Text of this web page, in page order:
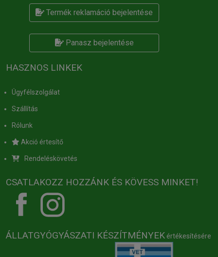
Termék reklamáció bejelentése
Panasz bejelentése
HASZNOS LINKEK
Ügyfélszolgálat
Szállítás
Rólunk
Akció értesítő
Rendeléskövetés
CSATLAKOZZ HOZZÁNK ÉS KÖVESS MINKET!
ÁLLATGYÓGYÁSZATI KÉSZÍTMÉNYEK értékesítésére